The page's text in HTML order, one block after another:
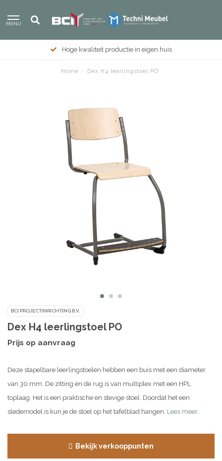
MENU
Hoge kwaliteit productie in eigen huis
Home / Dex H4 leerlingstoel PO
BCI PROJECTINRICHTING B.V.
Dex H4 leerlingstoel PO
Prijs op aanvraag
Deze stapelbare leerlingstoelen hebben een buis met een diameter
van 30 mm. De zitting en de rug is van multiplex met een HPL
toplaag. Het is een praktische en stevige stoel. Doordat het een
sledemodel is kun je de stoel op het tafelblad hangen. Lees meer..
Bekijk verkooppunten